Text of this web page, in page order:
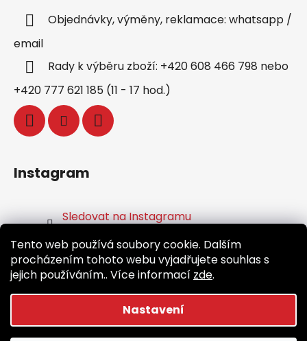
Tento web používá soubory cookie. Dalším
procházením tohoto webu vyjadřujete souhlas s
jejich používáním.. Více informací zde.
Nastavení
Objednávky, výměny, reklamace: whatsapp /
email
Rady k výběru zboží: +420 608 466 798 nebo
+420 777 621 185 (11 - 17 hod.)
Instagram
Sledovat na Instagramu
Facebook